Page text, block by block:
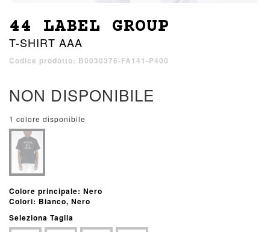
44 LABEL GROUP
T-SHIRT AAA
Codice prodotto: B0030376-FA141-P400
NON DISPONIBILE
1 colore disponibile
Colore principale: Nero
Colori: Bianco, Nero
Seleziona Taglia